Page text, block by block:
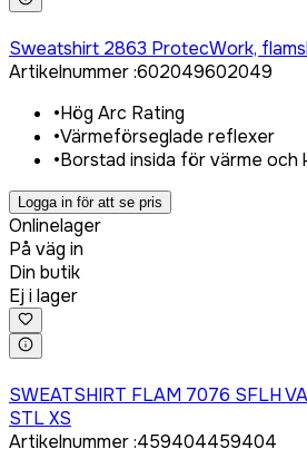
Sweatshirt 2863 ProtecWork,
Artikelnummer:602049602049
•Hög Arc Rating
•Värmeförseglade reflexer
•Borstad insida för värme och
Logga in för att se pris
Onlinelager
På väg in
Din butik
Ej i lager
SWEATSHIRT FLAM 7076 SFLH
STL XS
Artikelnummer:459404459404